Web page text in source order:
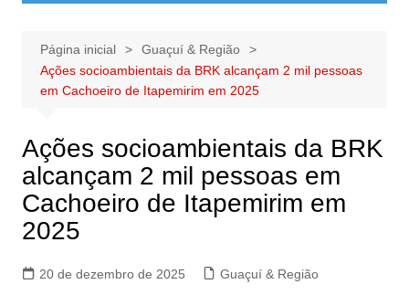
Página inicial
Guaçuí & Região
Ações socioambientais da BRK alcançam 2 mil pessoas
em Cachoeiro de Itapemirim em 2025
Ações socioambientais da BRK
alcançam 2 mil pessoas em
Cachoeiro de Itapemirim em
2025
20 de dezembro de 2025 Guaçuí & Região